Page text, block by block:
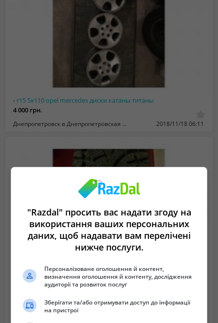
› r15 5x110 opel mercedes диски катаны титаны
4 000 грн.
Днепропетровск в Днепропетровская область 2018/11/18 06:11
продам резину зимнюю
Не указана
"Razdal" просить вас надати згоду на
використання ваших персональних
даних, щоб надавати вам перелічені
нижче послуги.
Персоналізоване оголошення й контент,
визначення оголошення й контенту, дослідження
аудиторії та розвиток послуг
Зберігати та/або отримувати доступ до інформації
на пристрої